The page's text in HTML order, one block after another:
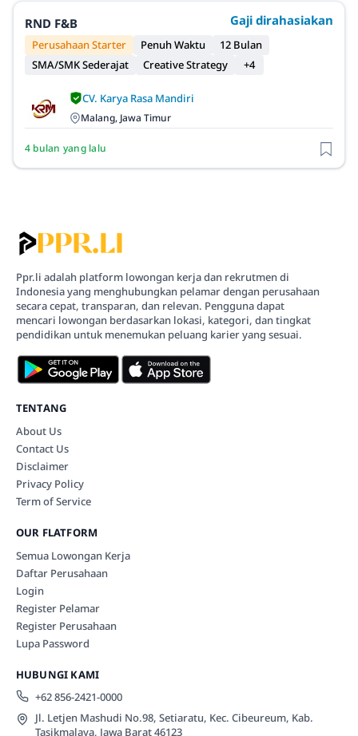
RND F&B Gaji dirahasiakan
Perusahaan Starter Penuh Waktu
12 Bulan
SMA/SMK Sederajat
Creative Strategy +4
CV. Karya Rasa Mandiri
Malang, Jawa Timur
4 bulan yang lalu
Ppr.li adalah platform lowongan kerja dan rekrutmen di
Indonesia yang menghubungkan pelamar dengan perusahaan
secara cepat, transparan, dan relevan. Pengguna dapat
mencari lowongan berdasarkan lokasi, kategori, dan tingkat
pendidikan untuk menemukan peluang karier yang sesuai.
TENTANG
About Us
Contact Us
Disclaimer
Privacy Policy
Term of Service
OUR FLATFORM
Semua Lowongan Kerja
Daftar Perusahaan
Login
Register Pelamar
Register Perusahaan
Lupa Password
HUBUNGI KAMI
+62 856-2421-0000
Jl. Letjen Mashudi No.98, Setiaratu, Kec. Cibeureum, Kab.
Tasikmalaya, Jawa Barat 46123